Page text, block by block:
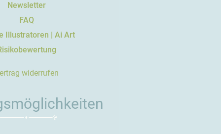
Newsletter
FAQ
Illustratoren | Ai Art
widerrufen